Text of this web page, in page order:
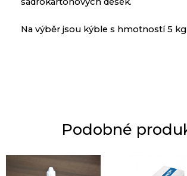
Na výběr jsou kýble s hmotností 5 kg
Podobné